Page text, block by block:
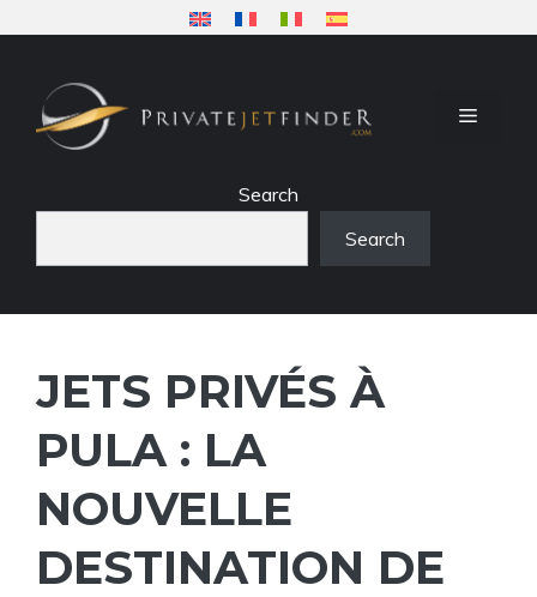
contenu
MENU
Search
Search
JETS PRIVÉS À
PULA : LA
NOUVELLE
DESTINATION DE